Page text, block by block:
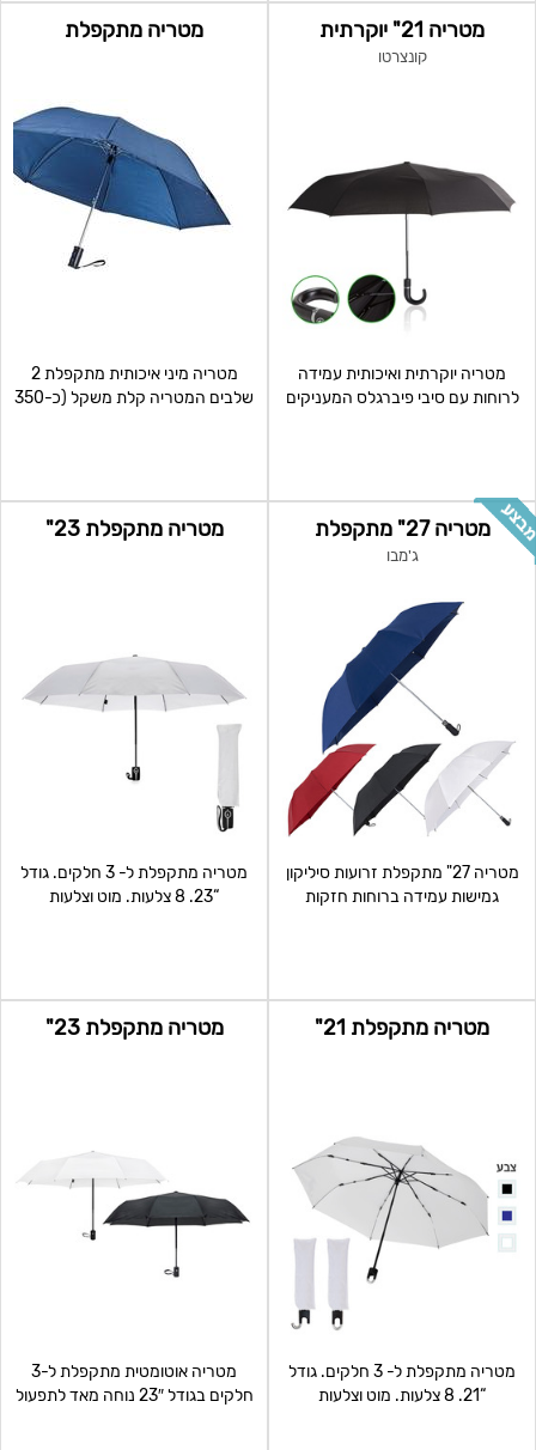
מטריה 21" יוקרתית
קונצרטו
מטריה יוקרתית ואיכותית עמידה
לרוחות עם סיבי פיברגלס המעניקים
מטריה מתקפלת
מטריה מיני איכותית מתקפלת 2
שלבים המטריה קלת משקל (כ-350
מטריה 27" מתקפלת
ג'מבו
מטריה 27" מתקפלת זרועות סיליקון
גמישות עמידה ברוחות חזקות
מטריה מתקפלת 23"
מטריה מתקפלת ל- 3 חלקים. גודל
“23. 8 צלעות. מוט וצלעות
מטריה מתקפלת 21"
מטריה מתקפלת ל- 3 חלקים. גודל
“21. 8 צלעות. מוט וצלעות
מטריה מתקפלת 23"
מטריה אוטומטית מתקפלת ל-3
חלקים בגודל 23″ נוחה מאד לתפעול